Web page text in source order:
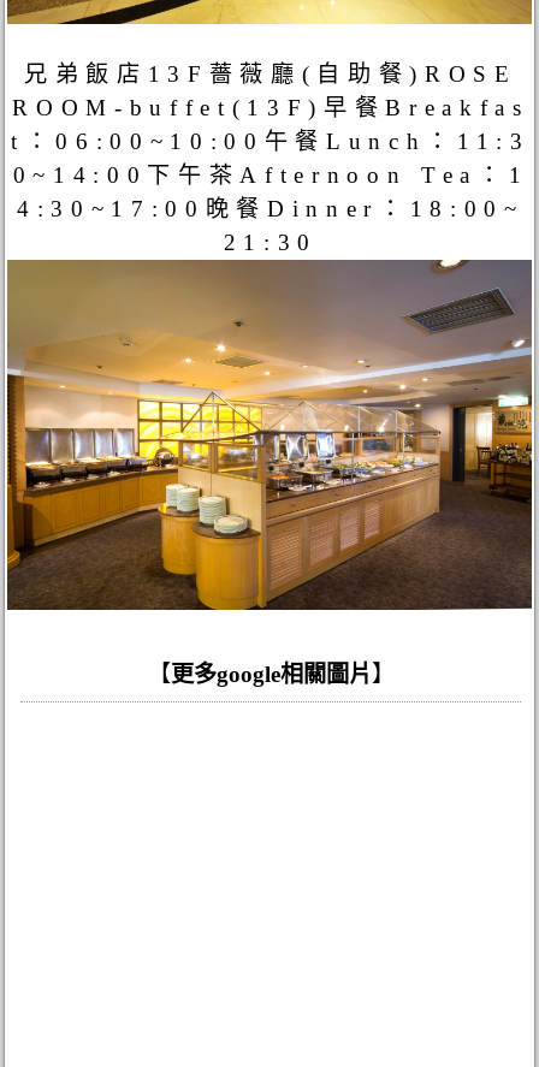
兄弟飯店13F薔薇廳(自助餐)ROSE
ROOM-buffet(13F)早餐Breakfas
t：06:00~10:00午餐Lunch：11:3
0~14:00下午茶Afternoon Tea：1
4:30~17:00晚餐Dinner：18:00~
21:30
【更多google相關圖片】